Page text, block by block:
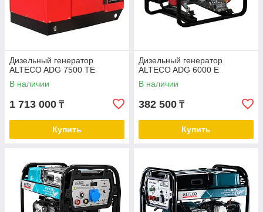
Дизельный генератор
ALTECO ADG 7500 TE
В наличии
1 713 000 ₸
Купить
Дизельный генератор
ALTECO ADG 6000 Е
В наличии
382 500 ₸
Купить